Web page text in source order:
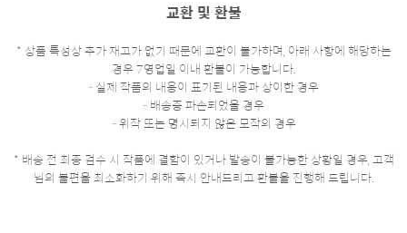
교환 및 환불
* 상품 특성상 추가 재고가 없기 때문에 교환이 불가하며, 아래 사항에 해당하는
경우 7영업일 이내 환불이 가능합니다.
- 실제 작품의 내용이 표기된 내용과 상이한 경우
- 배송중 파손되었을 경우
- 위작 또는 명시되지 않은 모작의 경우
* 배송 전 최종 검수 시 작품에 결함이 있거나 발송이 불가능한 상황일 경우, 고객
님의 불편을 최소화하기 위해 즉시 안내드리고 환불을 진행해 드립니다.